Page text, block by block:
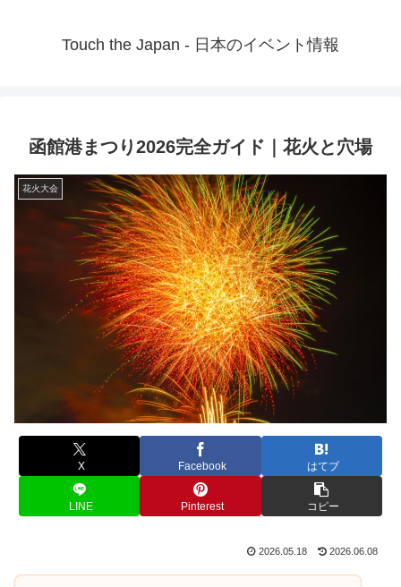
Touch the Japan - 日本のイベント情報
函館港まつり2026完全ガイド｜花火と穴場
花火大会
X Facebook はてブ
LINE Pinterest コピー
2026.05.18 2026.06.08